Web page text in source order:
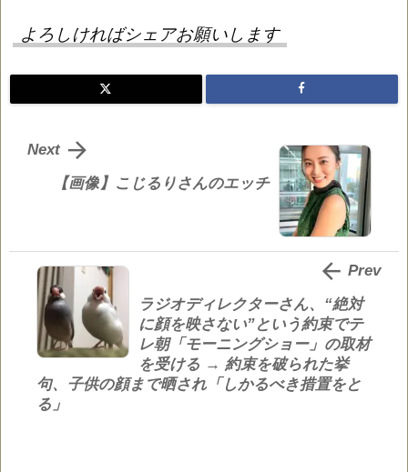
よろしければシェアお願いします
【画像】こじるりさんのエッチ

Next
ラジオディレクターさん、“絶対
に顔を映さない”という約束でテ
レ朝「モーニングショー」の取材
を受ける → 約束を破られた挙
句、子供の顔まで晒され「しかるべき措置をと
る」
 Prev